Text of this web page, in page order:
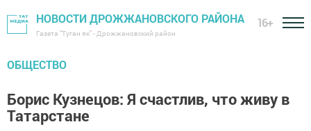
НОВОСТИ ДРОЖЖАНОВСКОГО РАЙОНА
Газета "Туган як" - Дрожжановский район
16+
ОБЩЕСТВО
Борис Кузнецов: Я счастлив, что живу в
Татарстане